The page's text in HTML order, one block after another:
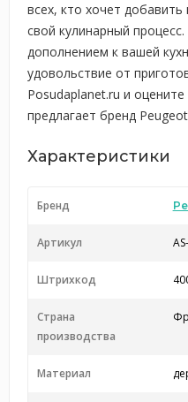
всех, кто хочет
свой кулинарный
дополнением к вашей
удовольствие от
Posudaplanet.ru и
предлагает бренд
Характеристики
Бренд
Артикул
Штрихкод
Страна
производства
Материал